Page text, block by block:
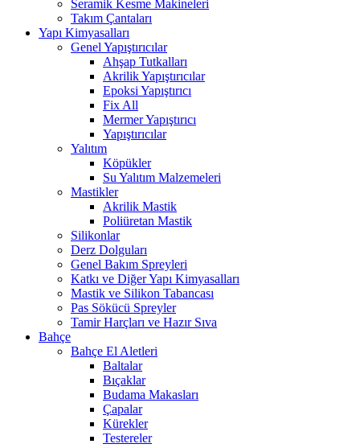
Seramik Kesme Makineleri
Takım Çantaları
Yapı Kimyasalları
Genel Yapıştırıcılar
Ahşap Tutkalları
Akrilik Yapıştırıcılar
Epoksi Yapıştırıcı
Fix All
Mermer Yapıştırıcı
Yapıştırıcılar
Yalıtım
Köpükler
Su Yalıtım Malzemeleri
Mastikler
Akrilik Mastik
Poliüretan Mastik
Silikonlar
Derz Dolguları
Genel Bakım Spreyleri
Katkı ve Diğer Yapı Kimyasalları
Mastik ve Silikon Tabancası
Pas Sökücü Spreyler
Tamir Harçları ve Hazır Sıva
Bahçe
Bahçe El Aletleri
Baltalar
Bıçaklar
Budama Makasları
Çapalar
Kürekler
Testereler